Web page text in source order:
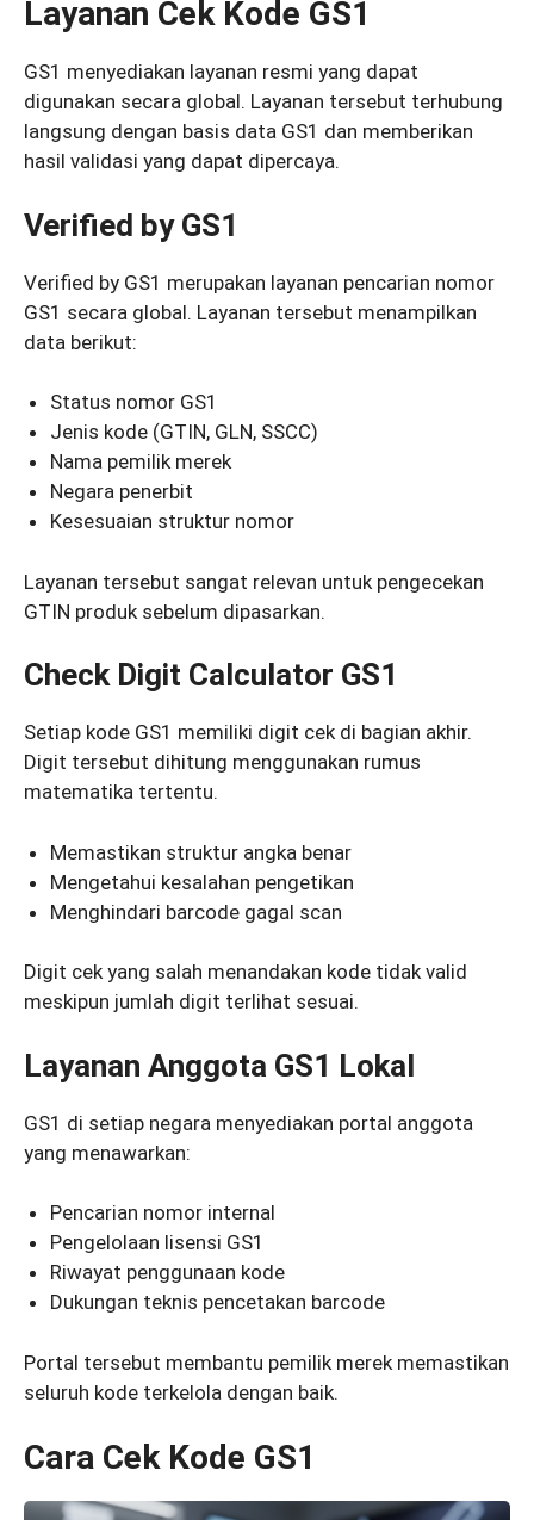
Layanan Cek Kode GS1
GS1 menyediakan layanan resmi yang dapat
digunakan secara global. Layanan tersebut terhubung
langsung dengan basis data GS1 dan memberikan
hasil validasi yang dapat dipercaya.
Verified by GS1
Verified by GS1 merupakan layanan pencarian nomor
GS1 secara global. Layanan tersebut menampilkan
data berikut:
Status nomor GS1
Jenis kode (GTIN, GLN, SSCC)
Nama pemilik merek
Negara penerbit
Kesesuaian struktur nomor
Layanan tersebut sangat relevan untuk pengecekan
GTIN produk sebelum dipasarkan.
Check Digit Calculator GS1
Setiap kode GS1 memiliki digit cek di bagian akhir.
Digit tersebut dihitung menggunakan rumus
matematika tertentu.
Memastikan struktur angka benar
Mengetahui kesalahan pengetikan
Menghindari barcode gagal scan
Digit cek yang salah menandakan kode tidak valid
meskipun jumlah digit terlihat sesuai.
Layanan Anggota GS1 Lokal
GS1 di setiap negara menyediakan portal anggota
yang menawarkan:
Pencarian nomor internal
Pengelolaan lisensi GS1
Riwayat penggunaan kode
Dukungan teknis pencetakan barcode
Portal tersebut membantu pemilik merek memastikan
seluruh kode terkelola dengan baik.
Cara Cek Kode GS1